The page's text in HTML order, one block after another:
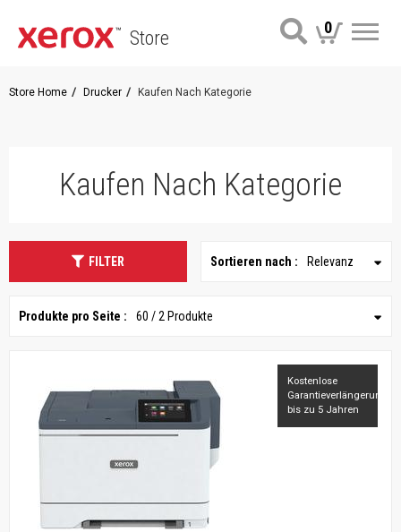
Store 0
Store Home Drucker Kaufen Nach Kategorie
Kaufen Nach Kategorie
FILTER Sortieren nach : Relevanz
Produkte pro Seite : 60 / 2 Produkte
Kostenlose
Garantieverlängerung
bis zu 5 Jahren